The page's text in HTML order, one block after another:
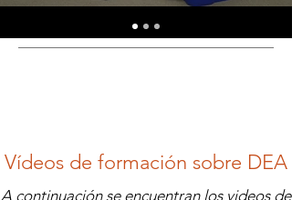
Vídeos de formación sobre DEA
A continuación se encuentran los videos de